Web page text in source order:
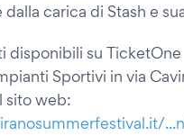
carica di Stash e
disponibili su TicketOne
Sportivi in via
web: